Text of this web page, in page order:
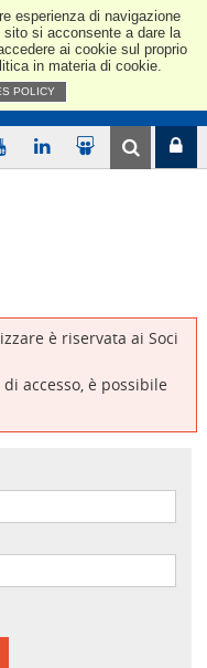
esperienza di navigazione
si acconsente a dare la
ai cookie sul proprio
in materia di cookie.
POLICY
è riservata ai Soci
accesso, è possibile